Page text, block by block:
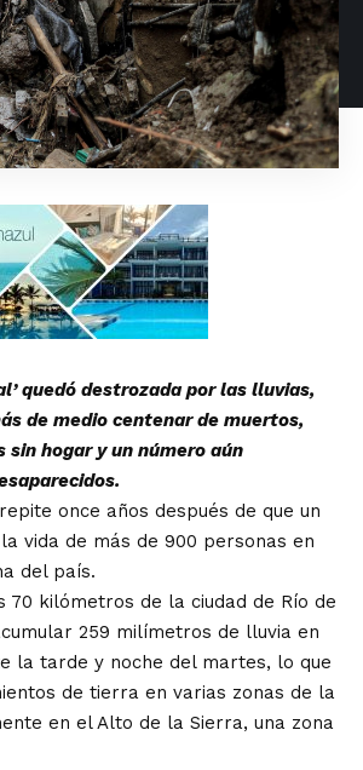
quedó destrozada por las lluvias,
de medio centenar de muertos,
sin hogar y un número aún
once años después de que un
vida de más de 900 personas en
del país.
70 kilómetros de la ciudad de Río de
259 milímetros de lluvia en
la tarde y noche del martes, lo que
de tierra en varias zonas de la
en el Alto de la Sierra, una zona